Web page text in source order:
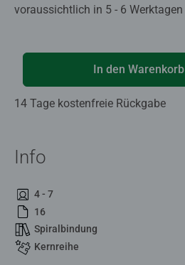
voraussichtlich in 5 - 6 Werktagen
In den Warenkorb
14 Tage kostenfreie Rückgabe
Info
4 - 7
16
Spiralbindung
Kernreihe